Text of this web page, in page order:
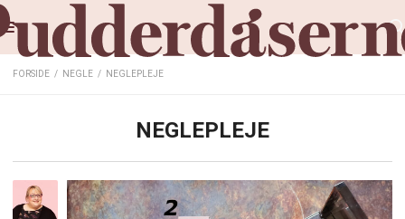
FORSIDE / NEGLE / NEGLEPLEJE
NEGLEPLEJE